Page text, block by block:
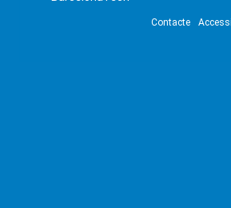
Contacte